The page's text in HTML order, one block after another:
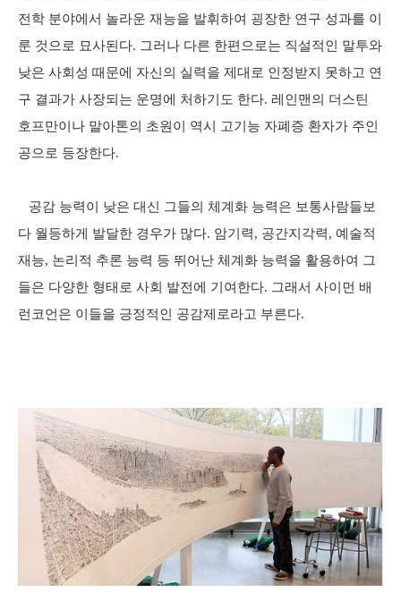
전학 분야에서 놀라운 재능을 발휘하여 굉장한 연구 성과를 이
룬 것으로 묘사된다. 그러나 다른 한편으로는 직설적인 말투와
낮은 사회성 때문에 자신의 실력을 제대로 인정받지 못하고 연
구 결과가 사장되는 운명에 처하기도 한다. 레인맨의 더스틴
호프만이나 말아톤의 초원이 역시 고기능 자폐증 환자가 주인
공으로 등장한다.
공감 능력이 낮은 대신 그들의 체계화 능력은 보통사람들보
다 월등하게 발달한 경우가 많다. 암기력, 공간지각력, 예술적
재능, 논리적 추론 능력 등 뛰어난 체계화 능력을 활용하여 그
들은 다양한 형태로 사회 발전에 기여한다. 그래서 사이먼 배
런코언은 이들을 긍정적인 공감제로라고 부른다.